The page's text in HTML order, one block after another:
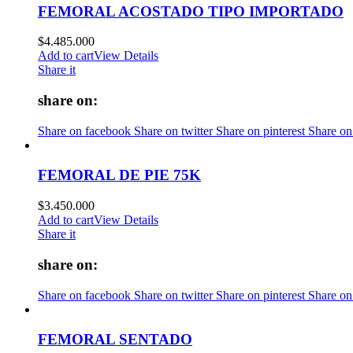
FEMORAL ACOSTADO TIPO IMPORTADO
$4.485.000
Add to cartView Details
Share it
share on:
Share on facebook Share on twitter Share on pinterest Share
FEMORAL DE PIE 75K
$3.450.000
Add to cartView Details
Share it
share on:
Share on facebook Share on twitter Share on pinterest Share
FEMORAL SENTADO